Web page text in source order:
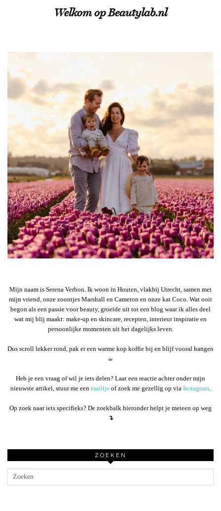
Welkom op Beautylab.nl
Mijn naam is Serena Verbon. Ik woon in Houten, vlakbij Utrecht, samen met
mijn vriend, onze zoontjes Marshall en Cameron en onze kat Coco. Wat ooit
begon als een passie voor beauty, groeide uit tot een blog waar ik alles deel
wat mij blij maakt: make-up en skincare, recepten, interieur inspiratie en
persoonlijke momenten uit het dagelijks leven.
Dus scroll lekker rond, pak er een warme kop koffie bij en blijf vooral hangen
☕︎
Heb je een vraag of wil je iets delen? Laat een reactie achter onder mijn
nieuwste artikel, stuur me een mailtje of zoek me gezellig op via Instagram
Op zoek naar iets specifieks? De zoekbalk hieronder helpt je meteen op weg
↴
ZOEKEN